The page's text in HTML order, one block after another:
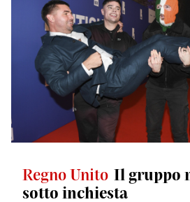
Regno Unito Il gruppo
sotto inchiesta